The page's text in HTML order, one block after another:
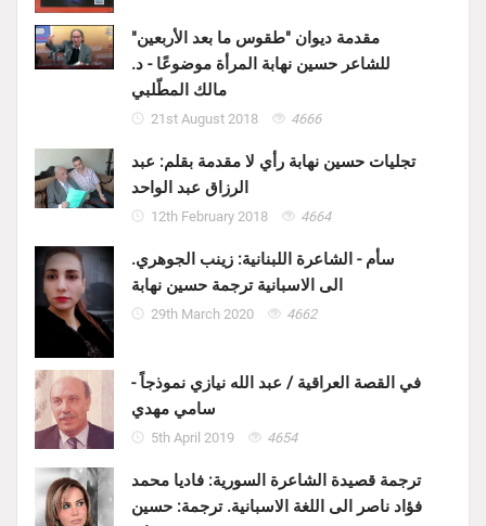
مقدمة ديوان "طقوس ما بعد الأربعين"
للشاعر حسين نهابة المرأة موضوعًا - د.
مالك المطّلبي
21st August 2018 4666
تجليات حسين نهابة رأي لا مقدمة بقلم: عبد
الرزاق عبد الواحد
12th February 2018 4664
سأم - الشاعرة اللبنانية: زينب الجوهري.
الى الاسبانية ترجمة حسين نهابة
29th March 2020 4662
في القصة العراقية / عبد الله نيازي نموذجاً -
سامي مهدي
5th April 2019 4654
ترجمة قصيدة الشاعرة السورية: فاديا محمد
فؤاد ناصر الى اللغة الاسبانية. ترجمة: حسين